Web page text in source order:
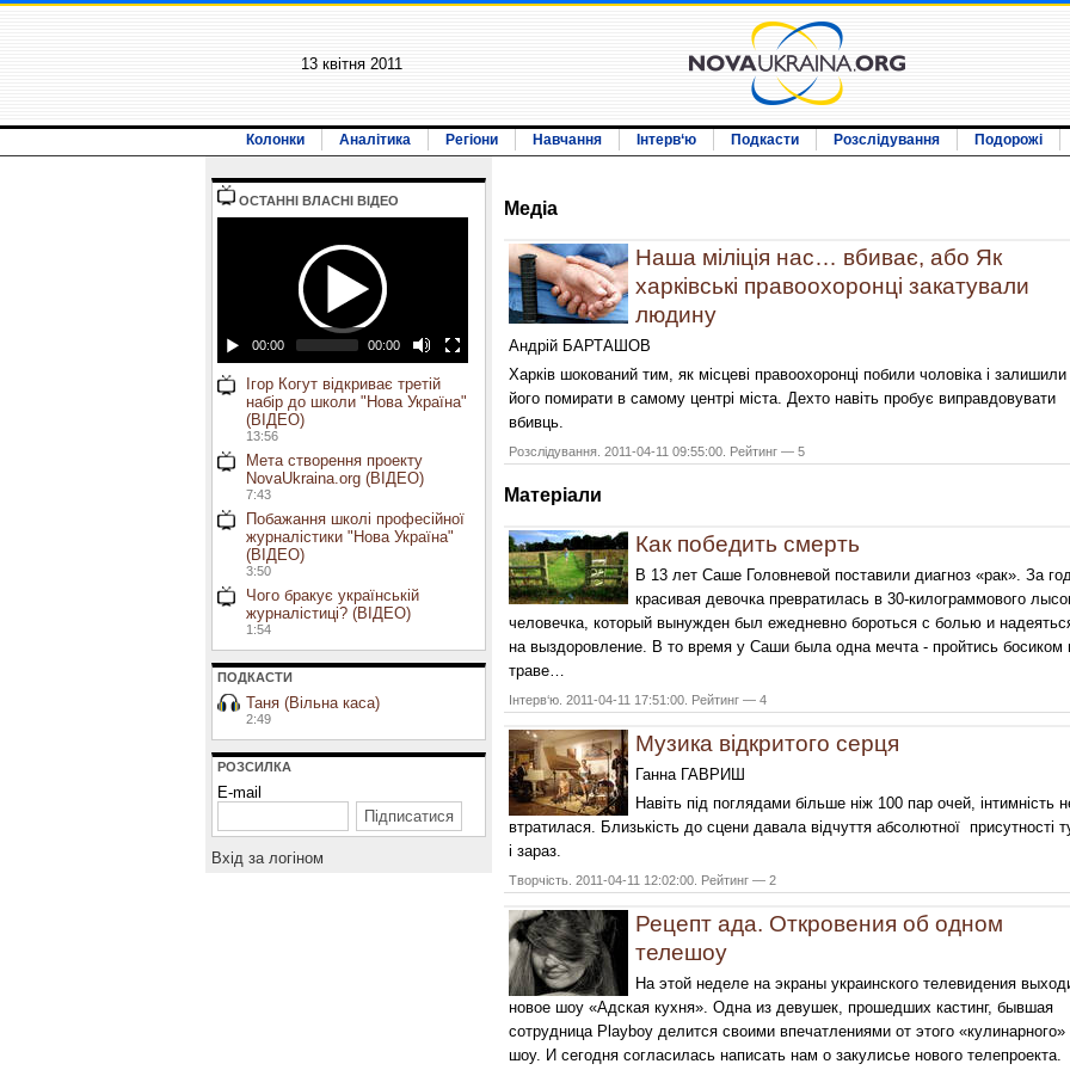
13 квiтня 2011
Колонки Аналітика Регіони Навчання Інтерв‘ю Подкасти Розслідування Подорожі
ОСТАННI ВЛАСНI ВIДЕО
00:00 00:00
Ігор Когут відкриває третій
набір до школи "Нова Україна"
(ВІДЕО)
13:56
Мета створення проекту
NovaUkraina.org (ВІДЕО)
7:43
Побажання школі професійної
журналістики "Нова Україна"
(ВІДЕО)
3:50
Чого бракує українській
журналістиці? (ВІДЕО)
1:54
ПОДКАСТИ
Таня (Вільна каса)
2:49
РОЗСИЛКА
E-mail
Вхiд за логiном
Медiа
Наша міліція нас… вбиває, або Як
харківські правоохоронці закатували
людину
Андрій БАРТАШОВ
Харків шокований тим, як місцеві правоохоронці побили чоловіка і залишили
його помирати в самому центрі міста. Дехто навіть пробує виправдовувати
вбивць.
Розслідування. 2011-04-11 09:55:00. Рейтинг — 5
Матерiали
Как победить смерть
В 13 лет Саше Головневой поставили диагноз «рак». За
красивая девочка превратилась в 30-килограммового
человечка, который вынужден был ежедневно бороться с болью и
на выздоровление. В то время у Саши была одна мечта - пройтись босиком
траве…
Інтерв‘ю. 2011-04-11 17:51:00. Рейтинг — 4
Музика відкритого серця
Ганна ГАВРИШ
Навіть під поглядами більше ніж 100 пар очей, інтимність
втратилася. Близькість до сцени давала відчуття абсолютної присутності
і зараз.
Творчість. 2011-04-11 12:02:00. Рейтинг — 2
Рецепт ада. Откровения об одном
телешоу
На этой неделе на экраны украинского телевидения
новое шоу «Адская кухня». Одна из девушек, прошедших кастинг, бывшая
сотрудница Playboy делится своими впечатлениями от этого «кулинарного»
шоу. И сегодня согласилась написать нам о закулисье нового телепроекта.